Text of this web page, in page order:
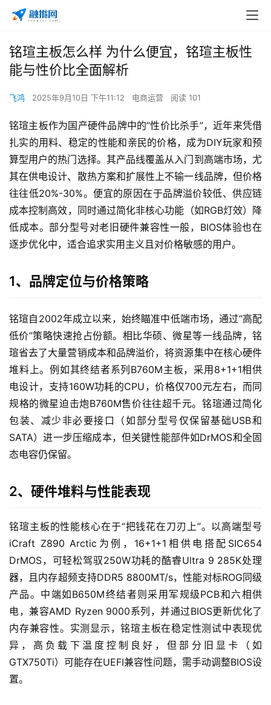
铭瑄主板怎么样 为什么便宜，铭瑄主板性
能与性价比全面解析
飞鸿 2025年9月10日 下午11:12 电商运营 阅读 101
铭瑄主板作为国产硬件品牌中的“性价比杀手”，近年来凭借
扎实的用料、稳定的性能和亲民的价格，成为DIY玩家和预
算型用户的热门选择。其产品线覆盖从入门到高端市场，尤
其在供电设计、散热方案和扩展性上不输一线品牌，但价格
往往低20%-30%。便宜的原因在于品牌溢价较低、供应链
成本控制高效，同时通过简化非核心功能（如RGB灯效）降
低成本。部分型号对老旧硬件兼容性一般，BIOS体验也在
逐步优化中，适合追求实用主义且对价格敏感的用户。
1、品牌定位与价格策略
铭瑄自2002年成立以来，始终瞄准中低端市场，通过“高配
低价”策略快速抢占份额。相比华硕、微星等一线品牌，铭
瑄省去了大量营销成本和品牌溢价，将资源集中在核心硬件
堆料上。例如其终结者系列B760M主板，采用8+1+1相供
电设计，支持160W功耗的CPU，价格仅700元左右，而同
规格的微星迫击炮B760M售价往往超千元。铭瑄通过简化
包装、减少非必要接口（如部分型号仅保留基础USB和
SATA）进一步压缩成本，但关键性能部件如DrMOS和全固
态电容仍保留。
2、硬件堆料与性能表现
铭瑄主板的性能核心在于“把钱花在刀刃上”。以高端型号
iCraft Z890 Arctic为例，16+1+1相供电搭配SIC654
DrMOS，可轻松驾驭250W功耗的酷睿Ultra 9 285K处理
器，且内存超频支持DDR5 8800MT/s，性能对标ROG同级
产品。中端如B650M终结者则采用军规级PCB和六相供
电，兼容AMD Ryzen 9000系列，并通过BIOS更新优化了
内存兼容性。实测显示，铭瑄主板在稳定性测试中表现优
异，高负载下温度控制良好，但部分旧显卡（如
GTX750Ti）可能存在UEFI兼容性问题，需手动调整BIOS设
置。